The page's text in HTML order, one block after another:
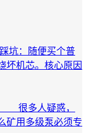
坑：随便买个普
坏机芯。核心原因
很多人疑惑，
矿用多级泵必须专